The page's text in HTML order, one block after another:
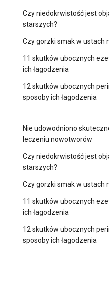
Czy niedokrwistość jest
starszych?
Czy gorzki smak w ustach
11 skutków ubocznych
ich łagodzenia
12 skutków ubocznych
sposoby ich łagodzenia
Nie udowodniono
leczeniu nowotworów
Czy niedokrwistość jest
starszych?
Czy gorzki smak w ustach
11 skutków ubocznych
ich łagodzenia
12 skutków ubocznych
sposoby ich łagodzenia